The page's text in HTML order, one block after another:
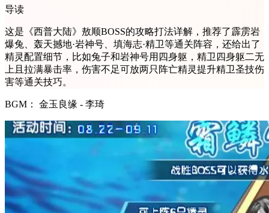
导读
这是《西普大陆》敖顺BOSS的攻略打法详解，推荐了霹雳岩
爆兔、轰天撼地·岩神号、填海志·精卫等通关阵容，还给出了
精灵配置细节，比如兔子和岩神号用四身躯，精卫四身躯二无
上且拉满暴击率，伤害不足可放两只阵亡精灵提升精卫圣技伤
害等通关技巧。
BGM： 金玉良缘 - 李琦